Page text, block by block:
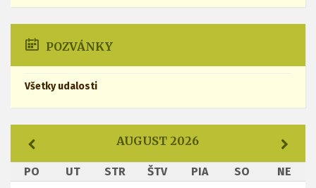
POZVÁNKY
Všetky udalosti
AUGUST 2026
PO UT STR ŠTV PIA SO
NE